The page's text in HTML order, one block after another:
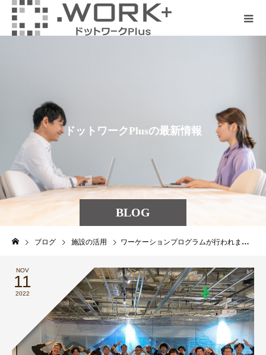
BLOG
ドッ トワ ー ク Plusの最新情報を発見 よ う
ブログ 施設の活用 ワーケーションプログラムが行われました！
NOV
11
2022